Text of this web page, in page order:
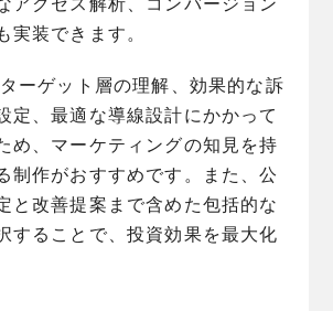
実装できます。
ーゲット層の理解、効果的な訴
定、最適な導線設計にかかって
め、マーケティングの知見を持
制作がおすすめです。また、公
と改善提案まで含めた包括的な
することで、投資効果を最大化